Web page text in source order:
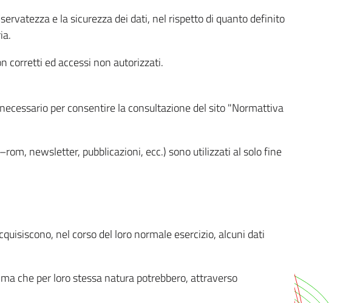
e la sicurezza dei dati, nel rispetto di quanto definito
corretti ed accessi non autorizzati.
per consentire la consultazione del sito "Normattiva
newsletter, pubblicazioni, ecc.) sono utilizzati al solo fine
nel corso del loro normale esercizio, alcuni dati
che per loro stessa natura potrebbero, attraverso